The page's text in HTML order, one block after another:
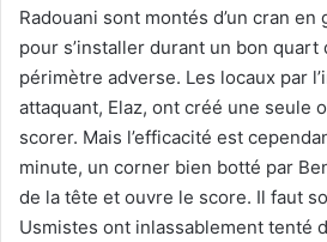
Radouani sont montés d’un cran en
pour s’installer durant un bon quart
périmètre adverse. Les locaux par
attaquant, Elaz, ont créé une seule
scorer. Mais l’efficacité est
minute, un corner bien botté par
de la tête et ouvre le score. Il faut
Usmistes ont inlassablement tenté